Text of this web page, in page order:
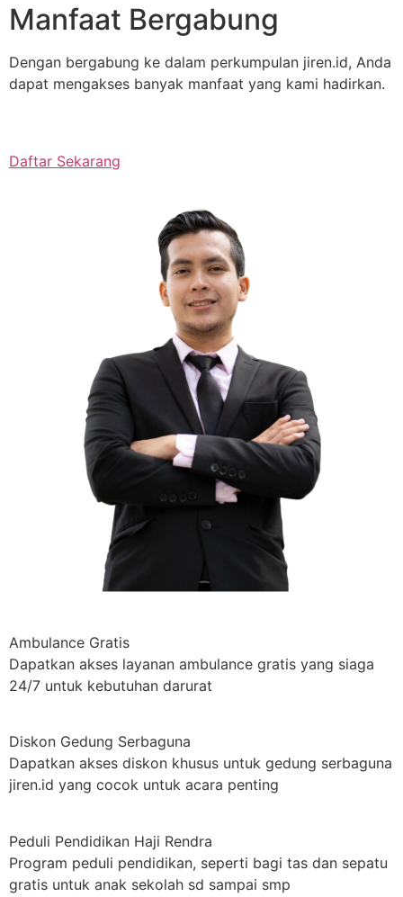
Manfaat Bergabung
Dengan bergabung ke dalam perkumpulan jiren.id, Anda
dapat mengakses banyak manfaat yang kami hadirkan.
Daftar Sekarang
Ambulance Gratis
Dapatkan akses layanan ambulance gratis yang siaga
24/7 untuk kebutuhan darurat
Diskon Gedung Serbaguna
Dapatkan akses diskon khusus untuk gedung serbaguna
jiren.id yang cocok untuk acara penting
Peduli Pendidikan Haji Rendra
Program peduli pendidikan, seperti bagi tas dan sepatu
gratis untuk anak sekolah sd sampai smp